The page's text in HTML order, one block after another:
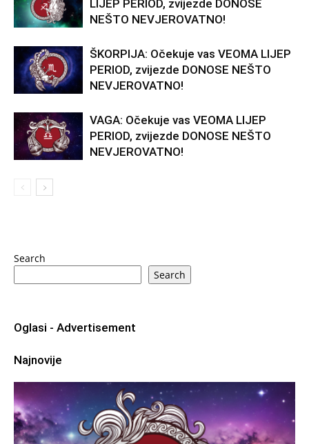
LIJEP PERIOD, zvijezde DONOSE
NEŠTO NEVJEROVATNO!
ŠKORPIJA: Očekuje vas VEOMA LIJEP
PERIOD, zvijezde DONOSE NEŠTO
NEVJEROVATNO!
VAGA: Očekuje vas VEOMA LIJEP
PERIOD, zvijezde DONOSE NEŠTO
NEVJEROVATNO!
Search
Search
Oglasi - Advertisement
Najnovije